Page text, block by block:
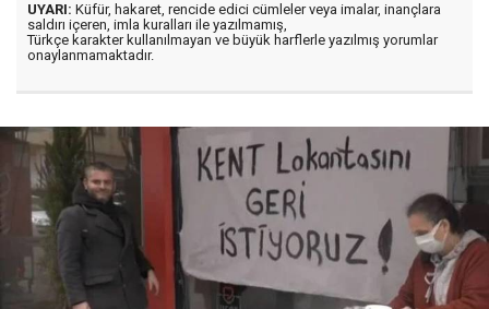
UYARI: Küfür, hakaret, rencide edici cümleler veya imalar, inançlara
saldırı içeren, imla kuralları ile yazılmamış,
Türkçe karakter kullanılmayan ve büyük harflerle yazılmış yorumlar
onaylanmamaktadır.